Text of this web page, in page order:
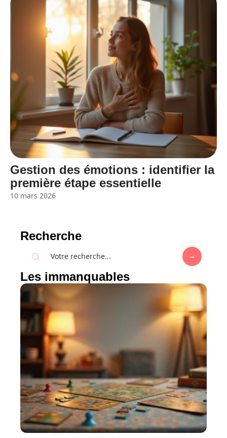
Gestion des émotions : identifier la
première étape essentielle
10 mars 2026
Recherche
Les immanquables